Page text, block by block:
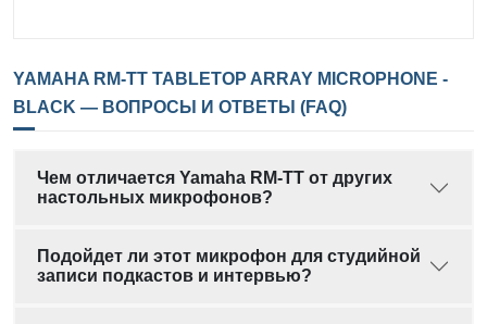
YAMAHA RM-TT TABLETOP ARRAY MICROPHONE -
BLACK — ВОПРОСЫ И ОТВЕТЫ (FAQ)
Чем отличается Yamaha RM-TT от других
настольных микрофонов?
Подойдет ли этот микрофон для студийной
записи подкастов и интервью?